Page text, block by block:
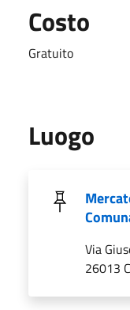
Costo
Gratuito
Luogo
Via
26013